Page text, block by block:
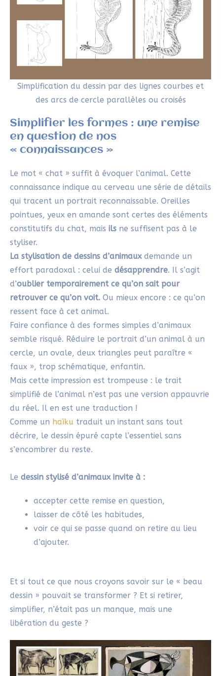
Simplification du dessin par des lignes courbes et
des arcs de cercle parallèles ou croisés
Simplifier les formes : une remise
en question de nos
« connaissances »
Le mot « chat » suffit à évoquer l’animal. Cette
connaissance indique au cerveau une série de détails
qui tracent un portrait reconnaissable. Oreilles
pointues, yeux en amande sont certes des éléments
constitutifs du chat, mais ils ne suffisent pas à le
styliser.
La stylisation de dessins d’animauxdemande un
effort paradoxal : celui de désapprendre. Il s’agit
d’oublier temporairement ce qu’on sait pour
retrouver ce qu’on voit. Ou mieux encore : ce qu’on
ressent face à cet animal.
Faire confiance à des formes simples d’animaux
semble risqué. Réduire le portrait d’un animal à un
cercle, un ovale, deux triangles peut paraître «
faux », trop schématique, enfantin.
Mais cette impression est trompeuse : le trait
simplifié de l’animal n’est pas une version appauvrie
du réel. Il en est une traduction !
Comme un haïku traduit un instant sans tout
décrire, le dessin épuré capte l’essentiel sans
s’encombrer du reste.
Le dessin stylisé d’animaux invite à :
accepter cette remise en question,
laisser de côté les habitudes,
voir ce qui se passe quand on retire au lieu
d’ajouter.
Et si tout ce que nous croyons savoir sur le « beau
dessin » pouvait se transformer ? Et si retirer,
simplifier, n’était pas un manque, mais une
libération du geste ?